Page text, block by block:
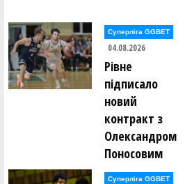
Суперліга GGBET
04.08.2026
Рівне
підписало
новий
контракт з
Олександром
Поносовим
Суперліга GGBET